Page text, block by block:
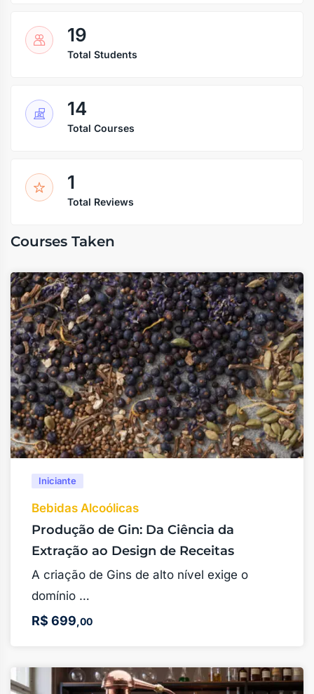
19
Total Students
14
Total Courses
1
Total Reviews
Courses Taken
Iniciante
Bebidas Alcoólicas
Produção de Gin: Da Ciência da
Extração ao Design de Receitas
A criação de Gins de alto nível exige o
domínio …
R$ 699,00